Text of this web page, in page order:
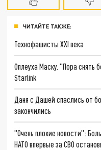
ЧИТАЙТЕ ТАКЖЕ:
Технофашисты XXI века
Оплеуха Маску. "Пора снять
Starlink
Даня с Дашей спаслись от
закончились
"Очень плохие новости":
НАТО впервые за СВО